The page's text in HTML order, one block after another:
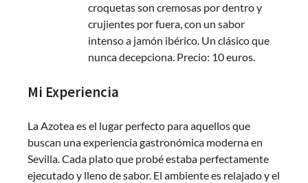
croquetas son cremosas por dentro y
crujientes por fuera, con un sabor
intenso a jamón ibérico. Un clásico que
nunca decepciona. Precio: 10 euros.
Mi Experiencia
La Azotea es el lugar perfecto para aquellos que
buscan una experiencia gastronómica moderna en
Sevilla. Cada plato que probé estaba perfectamente
ejecutado y lleno de sabor. El ambiente es relajado y el